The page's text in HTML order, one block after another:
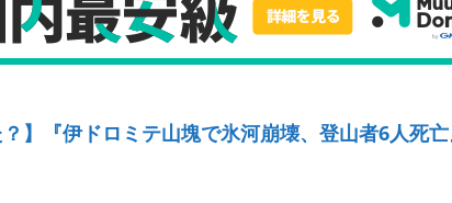
】『伊ドロミテ山塊で氷河崩壊、登山者6人死